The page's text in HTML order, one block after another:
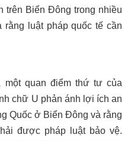
trên Biển Đông trong nhiều
luật pháp quốc tế cần
một quan điểm thứ tư của
chữ U phản ánh lợi ích an
Quốc ở Biển Đông và rằng
được pháp luật bảo vệ.